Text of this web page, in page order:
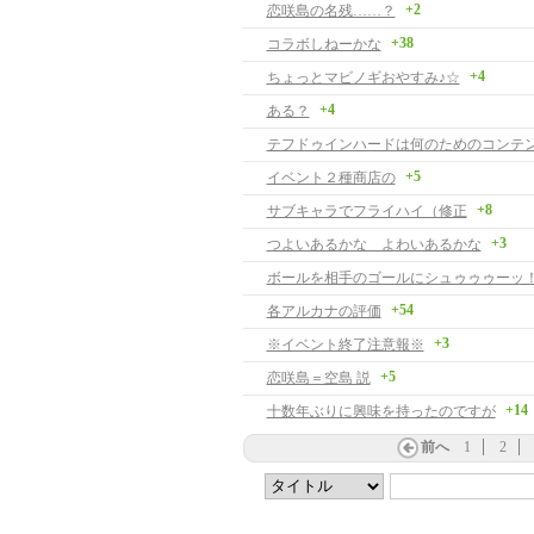
恋咲島の名残……？ +2
コラボしねーかな +38
ちょっとマビノギおやすみ♪☆ +4
ある？ +4
テフドゥインハードは何のためのコンテ
イベント２種商店の
+5
サブキャラでフライハイ（修正 +8
つよいあるかな よわいあるかな +3
ボールを相手のゴールにシュゥゥゥーッ
各アルカナの評価
+54
※イベント終了注意報※ +3
恋咲島＝空島 説 +5
十数年ぶりに興味を持ったのですが +14
前へ 1 2